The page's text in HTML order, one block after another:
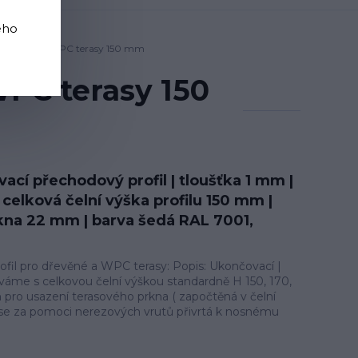
nebo WPC terasy 150 mm
terasy 150
přechodový profil | tloušťka 1 mm |
čelní výška profilu 150 mm |
22 mm | barva šedá RAL 7001,
pro dřevěné a WPC terasy: Popis: Ukončovací |
s celkovou čelní výškou standardně H 150, 170,
usazení terasového prkna ( započtěná v čelní
za pomoci nerezových vrutů přivrtá k nosnému